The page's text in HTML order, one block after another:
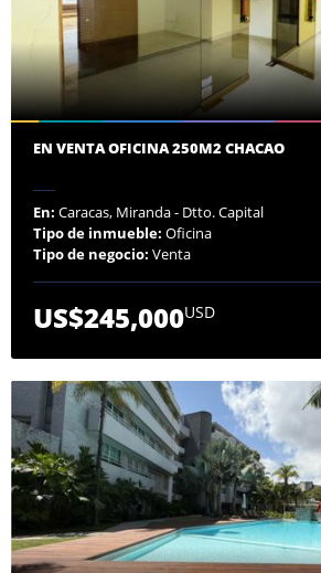
EN VENTA OFICINA 250M2 CHACAO
En: Caracas, Miranda - Dtto. Capital
Tipo de inmueble: Oficina
Tipo de negocio: Venta
US$245,000USD